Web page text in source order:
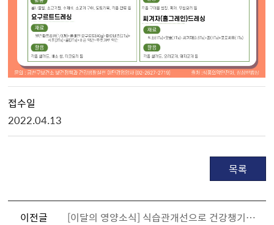
접수일
2022.04.13
목록
이전글 [이달의 영양소식] 식습관개선으로 건강챙기기 - 고혈압편(이론)